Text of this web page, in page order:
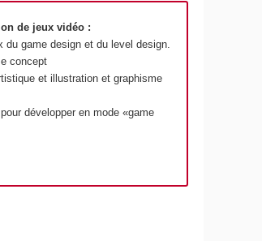
de jeux vidéo :
game design et du level design.
concept
et illustration et graphisme
développer en mode «game